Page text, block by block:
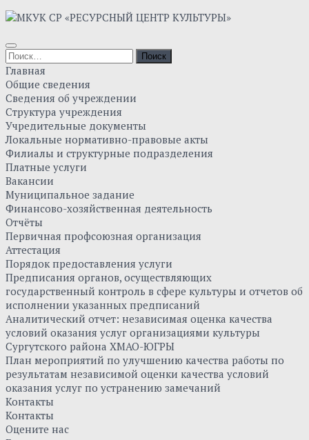
Главная
Общие сведения
Сведения об учреждении
Структура учреждения
Учредительные документы
Локальные нормативно-правовые акты
Филиалы и структурные подразделения
Платные услуги
Вакансии
Муниципальное задание
Финансово-хозяйственная деятельность
Отчёты
Первичная профсоюзная организация
Аттестация
Порядок предоставления услуги
Предписания органов, осуществляющих
государственный контроль в сфере культуры и отчетов об
исполнении указанных предписаний
Аналитический отчет: независимая оценка качества
условий оказания услуг организациями культуры
Сургутского района ХМАО-ЮГРЫ
План мероприятий по улучшению качества работы по
результатам независимой оценки качества условий
оказания услуг по устранению замечаний
Контакты
Контакты
Оцените нас